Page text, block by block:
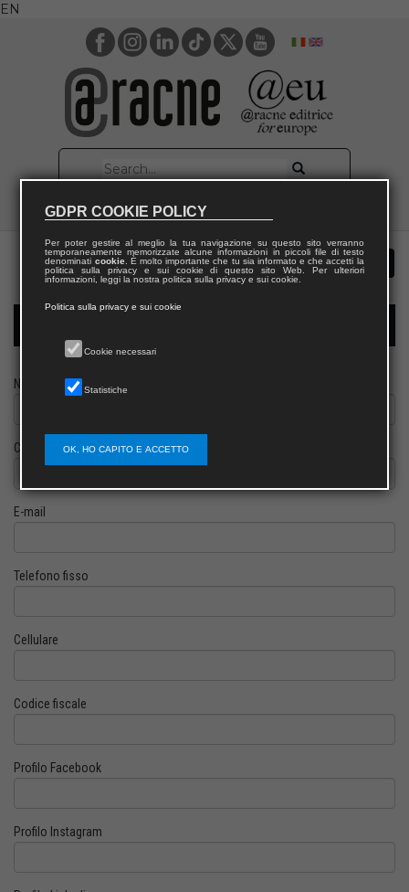
EN
Nome
Cognome
E-mail
Telefono fisso
Cellulare
Codice fiscale
Profilo Facebook
Profilo Instagram
GDPR COOKIE POLICY
Per poter gestire al meglio la tua navigazione su questo sito verranno
temporaneamente memorizzate alcune informazioni in piccoli file di testo
denominati cookie. È molto importante che tu sia informato e che accetti la
politica sulla privacy e sui cookie di questo sito Web. Per ulteriori
informazioni, leggi la nostra politica sulla privacy e sui cookie.
Politica sulla privacy e sui cookie
Cookie necessari
Statistiche
OK, HO CAPITO E ACCETTO